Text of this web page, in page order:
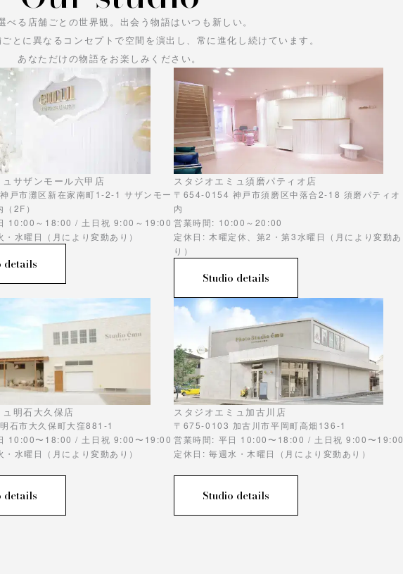
べる店舗ごとの世界観。 出会う物語はいつも新しい。
とに異なるコンセプトで空間を演出し、常に進化し続けています。
あなただけの物語をお楽しみください。
サザンモール六甲店
戸市灘区新在家南町1-2-1 サザンモー
2F）
10:00～18:00 / 土日祝 9:00～19:00
水曜日（月により変動あり）
details
スタジオエミュ須磨パティオ店
〒654-0154 神戸市須磨区中落合2-18 須磨パティオ
内
営業時間: 10:00～20:00
定休日: 木曜定休、第2・第3水曜日（月により変動あ
り）
Studio details
明石大久保店
石市大久保町大窪881-1
10:00〜18:00 / 土日祝 9:00〜19:00
水曜日（月により変動あり）
details
スタジオエミュ加古川店
〒675-0103 加古川市平岡町高畑136-1
営業時間: 平日 10:00〜18:00 / 土日祝 9:00〜19:00
定休日: 毎週水・木曜日（月により変動あり）
Studio details